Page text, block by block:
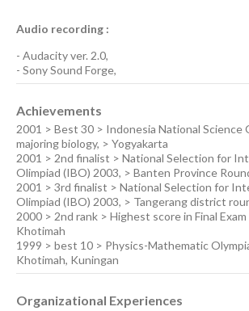
Audio recording :
- Audacity ver. 2.0,
- Sony Sound Forge,
Achievements
2001 > Best 30 > Indonesia National Science
majoring biology, > Yogyakarta
2001 > 2nd finalist > National Selection for
Olimpiad (IBO) 2003, > Banten Province
2001 > 3rd finalist > National Selection for
Olimpiad (IBO) 2003, > Tangerang district
2000 > 2nd rank > Highest score in Final
Khotimah
1999 > best 10 > Physics-Mathematic
Khotimah, Kuningan
Organizational Experiences